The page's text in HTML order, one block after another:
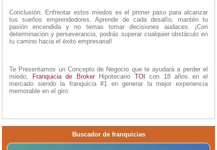
Conclusión: Enfrentar estos miedos es el primer paso para alcanzar
tus sueños emprendedores. Aprende de cada desafío, mantén tu
pasión encendida y no temas tomar decisiones audaces. ¡Con
determinación y perseverancia, podrás superar cualquier obstáculo en
tu camino hacia el éxito empresarial!
Te Presentamos un Concepto de Negocio que te ayudará a perder el
miedo,
Franquicia de BrokerHipotecario TOI
con 18 años en el
mercado siendo la franquicia #1 en generar la mejor experiencia
memorable en el giro.
Buscador de franquicias